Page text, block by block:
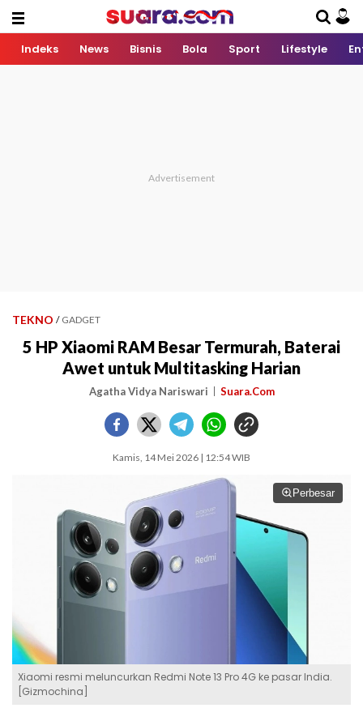
Indeks News Bisnis Bola Sport Lifestyle
TEKNO / GADGET
5 HP Xiaomi RAM Besar Termurah, Baterai
Awet untuk Multitasking Harian
Agatha Vidya Nariswari Suara.Com
Kamis, 14 Mei 2026 | 12:54 WIB
Perbesar
Xiaomi resmi meluncurkan Redmi Note 13 Pro 4G ke pasar India.
[Gizmochina]